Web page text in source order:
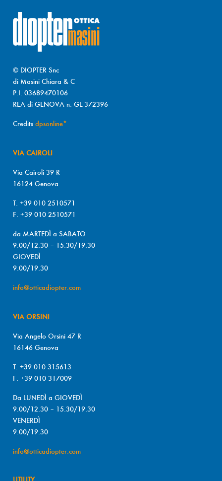
© DIOPTER Snc
di Masini Chiara & C
P.I. 03689470106
REA di GENOVA n. GE-372396
Credits dpsonline*
VIA CAIROLI
Via Cairoli 39 R
16124 Genova
T. +39 010 2510571
F. +39 010 2510571
da MARTEDÌ a SABATO
9.00/12.30 – 15.30/19.30
GIOVEDÌ
9.00/19.30
info@otticadiopter.com
VIA ORSINI
Via Angelo Orsini 47 R
16146 Genova
T. +39 010 315613
F. +39 010 317009
Da LUNEDÌ a GIOVEDÌ
9.00/12.30 – 15.30/19.30
VENERDÌ
9.00/19.30
info@otticadiopter.com